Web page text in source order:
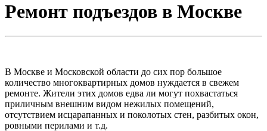
Ремонт подъездов в Москве
В Москве и Московской области до сих пор большое
количество многоквартирных домов нуждается в свежем
ремонте. Жители этих домов едва ли могут похвастаться
приличным внешним видом нежилых помещений,
отсутствием исцарапанных и поколотых стен, разбитых окон,
ровными перилами и т.д.